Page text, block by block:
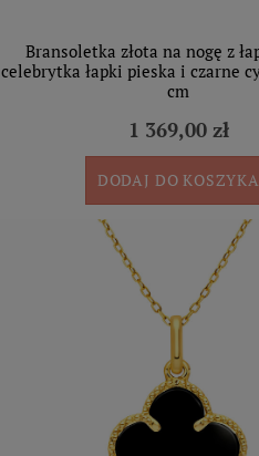
Bransoletka złota na nogę z
celebrytka łapki pieska i czarne
cm
1 369,00 zł
DODAJ DO KOSZYKA